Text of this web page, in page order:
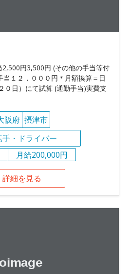
円3,500円 (その他の手当等付
１２，０００円＊月額換算＝日
０日）にて試算 (通勤手当)実費支
阪府 摂津市
手・ドライバー
月給200,000円
詳細を見る